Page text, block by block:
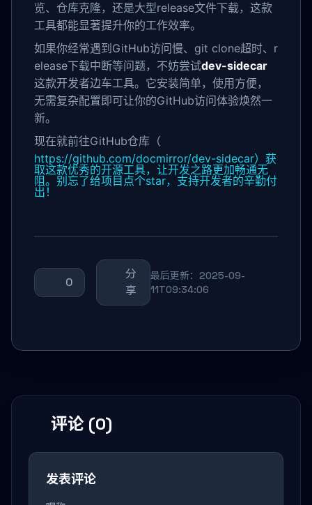
览、仓库克隆，还是大型release文件下载，这款
工具都能显著提升你的工作效率。
如果你经常遇到GitHub访问慢、git clone超时、r
elease下载中断等问题，不妨尝试dev-sidecar
这款开发者边车工具。它安装简单，使用方便，
无需复杂配置即可让你的GitHub访问体验焕然一
新。
现在就前往GitHub仓库（
https://github.com/docmirror/dev-sidecar）获
取这款优秀的开源工具，让开发之路更加畅通无
阻。别忘了给项目点个star，支持开发者的辛勤付
出！
0
分
享
最后更新：2025-09-
11T09:34:06
评论 (0)
发表评论